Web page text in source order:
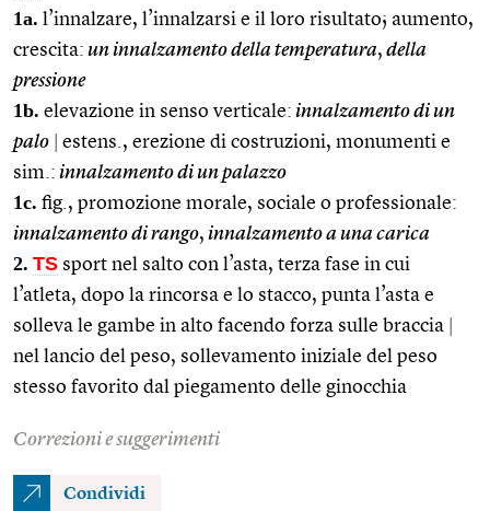
1a. l’innalzare, l’innalzarsi e il loro risultato; aumento,
crescita: un innalzamento della temperatura, della
pressione
1b. elevazione in senso verticale: innalzamento di un
palo
estens., erezione di costruzioni, monumenti e
sim.: innalzamento di un palazzo
1c. fig., promozione morale, sociale o professionale:
innalzamento di rango, innalzamento a una carica
2. TS sport nel salto con l’asta, terza fase in cui
l’atleta, dopo la rincorsa e lo stacco, punta l’asta e
solleva le gambe in alto facendo forza sulle braccia
nel lancio del peso, sollevamento iniziale del peso
stesso favorito dal piegamento delle ginocchia
Correzioni e suggerimenti
Condividi